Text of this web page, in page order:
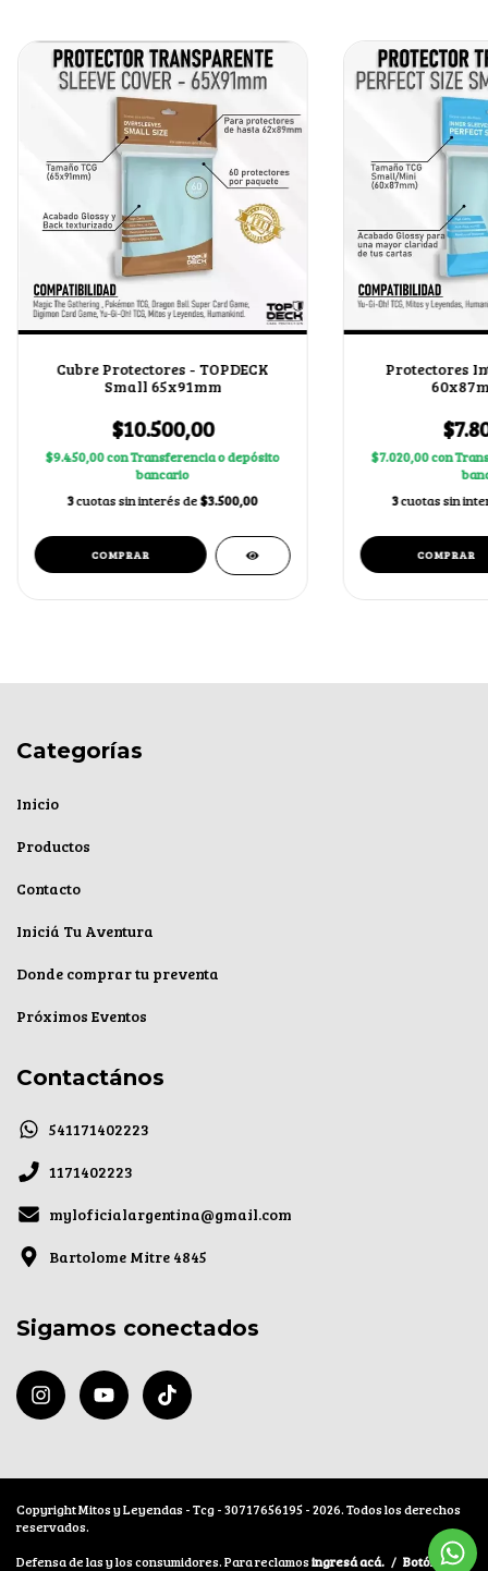
Cubre Protectores - TOPDECK
Small 65x91mm
$10.500,00
$9.450,00conTransferencia o depósito
bancario
3cuotas sin interés de$3.500,00
Protectores
$7.020,00con
3cuotas sin
Categorías
Inicio
Productos
Contacto
Iniciá Tu Aventura
Donde comprar tu preventa
Próximos Eventos
Contactános
541171402223
1171402223
myloficialargentina@gmail.com
Bartolome Mitre 4845
Sigamos conectados
Copyright Mitos y Leyendas - Tcg - 30717656195 - 2026. Todos los derechos
reservados.
Defensa de las y los consumidores. Para reclamosingresá acá. / Botón de